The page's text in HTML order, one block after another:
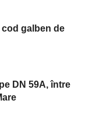
galben de
DN 59A, între